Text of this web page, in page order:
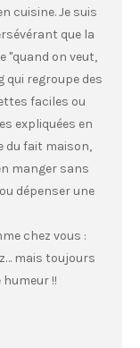
cuisine. Je suis
que la
"quand on veut,
qui regroupe des
faciles ou
expliquées en
du fait maison,
manger sans
dépenser une
chez vous :
mais toujours
!!